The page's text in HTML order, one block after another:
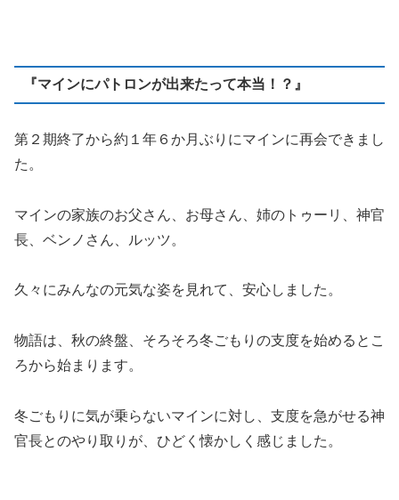
『マインにパトロンが出来たって本当！？』
第２期終了から約１年６か月ぶりにマインに再会できまし
た。
マインの家族のお父さん、お母さん、姉のトゥーリ、神官
長、ベンノさん、ルッツ。
久々にみんなの元気な姿を見れて、安心しました。
物語は、秋の終盤、そろそろ冬ごもりの支度を始めるとこ
ろから始まります。
冬ごもりに気が乗らないマインに対し、支度を急がせる神
官長とのやり取りが、ひどく懐かしく感じました。